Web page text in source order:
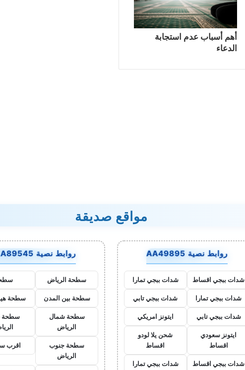
أهم أسباب عدم استجابة
الدعاء
مواقع صديقة
روابط نصية AA49895
شدات ببجي اقساط شدات ببجي تمارا
شدات ببجي تمارا شدات ببجي تابي
شدات ببجي تابي ايتونز امريكي
ايتونز سعودي
اقساط
شحن يلا لودو
اقساط
شدات ببجي اقساط شدات ببجي تمارا
روابط نصية AA89545
سطحة الرياض
سطحة بين المدن سطحة
سطحة شمال
الرياض
سطحة
سطحة جنوب
الرياض
اقرب